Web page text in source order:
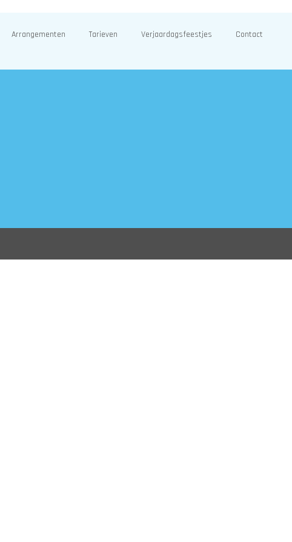
Arrangementen Tarieven Verjaardagsfeestjes Contact